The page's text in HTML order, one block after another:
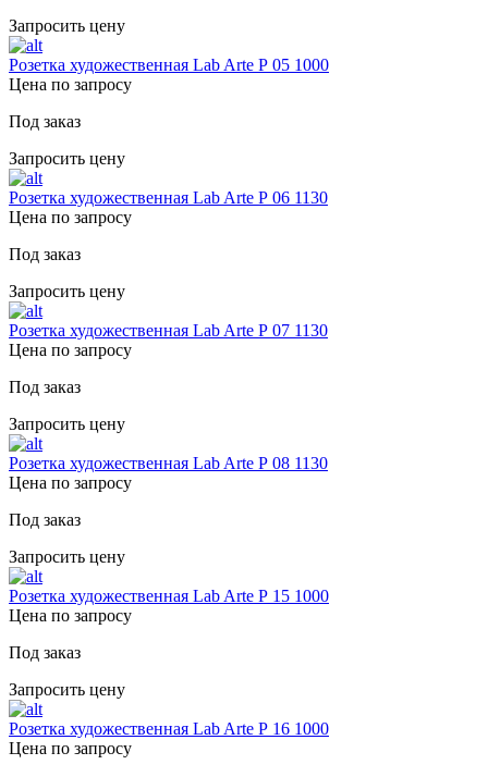
Запросить цену
Розетка художественная Lab Arte Р 05 1000
Цена по запросу
Под заказ
Запросить цену
Розетка художественная Lab Arte Р 06 1130
Цена по запросу
Под заказ
Запросить цену
Розетка художественная Lab Arte Р 07 1130
Цена по запросу
Под заказ
Запросить цену
Розетка художественная Lab Arte Р 08 1130
Цена по запросу
Под заказ
Запросить цену
Розетка художественная Lab Arte Р 15 1000
Цена по запросу
Под заказ
Запросить цену
Розетка художественная Lab Arte Р 16 1000
Цена по запросу